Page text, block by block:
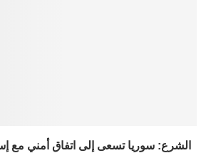
الشرع: سوريا تسعى إلى اتفاق أمني مع